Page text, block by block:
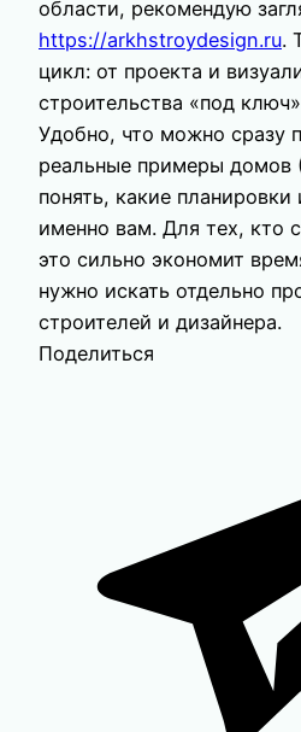
области, рекомендую
https://arkhstroydesign.ru.
цикл: от проекта и
строительства «под
Удобно, что можно сразу
реальные примеры домов
понять, какие
именно вам. Для тех, кто
это сильно экономит
нужно искать отдельно
строителей и дизайнера.
Поделиться